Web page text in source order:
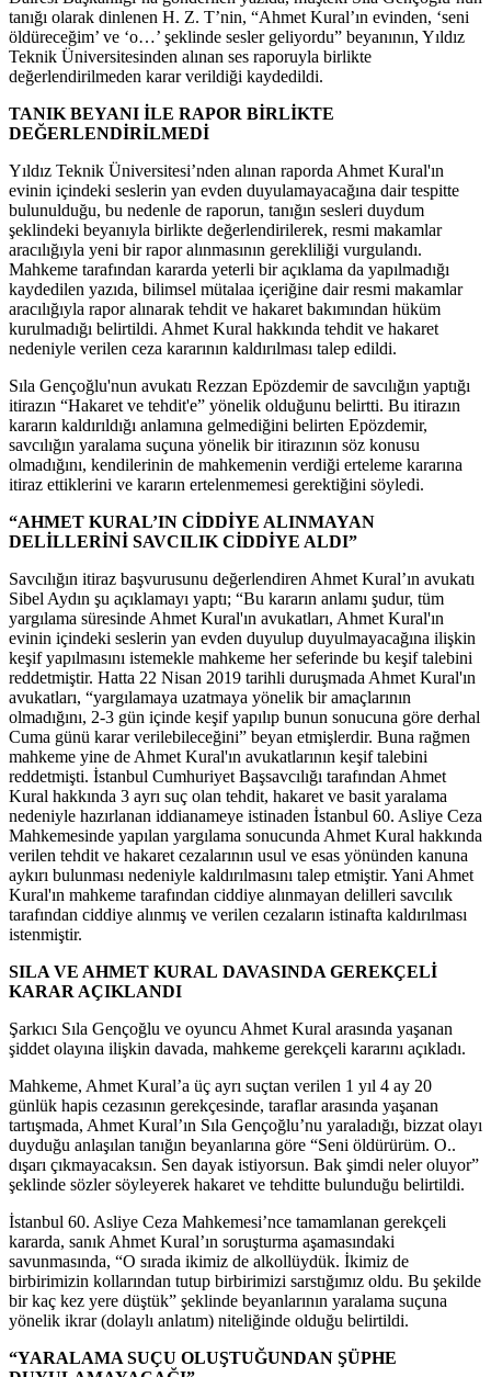
tanığı olarak dinlenen H. Z. T’nin, “Ahmet Kural’ın evinden, ‘seni
öldüreceğim’ ve ‘o…’ şeklinde sesler geliyordu” beyanının, Yıldız
Teknik Üniversitesinden alınan ses raporuyla birlikte
değerlendirilmeden karar verildiği kaydedildi.
TANIK BEYANI İLE RAPOR BİRLİKTE
DEĞERLENDİRİLMEDİ
Yıldız Teknik Üniversitesi’nden alınan raporda Ahmet Kural'ın
evinin içindeki seslerin yan evden duyulamayacağına dair tespitte
bulunulduğu, bu nedenle de raporun, tanığın sesleri duydum
şeklindeki beyanıyla birlikte değerlendirilerek, resmi makamlar
aracılığıyla yeni bir rapor alınmasının gerekliliği vurgulandı.
Mahkeme tarafından kararda yeterli bir açıklama da yapılmadığı
kaydedilen yazıda, bilimsel mütalaa içeriğine dair resmi makamlar
aracılığıyla rapor alınarak tehdit ve hakaret bakımından hüküm
kurulmadığı belirtildi. Ahmet Kural hakkında tehdit ve hakaret
nedeniyle verilen ceza kararının kaldırılması talep edildi.
Sıla Gençoğlu'nun avukatı Rezzan Epözdemir de savcılığın yaptığı
itirazın “Hakaret ve tehdit'e” yönelik olduğunu belirtti. Bu itirazın
kararın kaldırıldığı anlamına gelmediğini belirten Epözdemir,
savcılığın yaralama suçuna yönelik bir itirazının söz konusu
olmadığını, kendilerinin de mahkemenin verdiği erteleme kararına
itiraz ettiklerini ve kararın ertelenmemesi gerektiğini söyledi.
“AHMET KURAL’IN CİDDİYE ALINMAYAN
DELİLLERİNİ SAVCILIK CİDDİYE ALDI”
Savcılığın itiraz başvurusunu değerlendiren Ahmet Kural’ın avukatı
Sibel Aydın şu açıklamayı yaptı; “Bu kararın anlamı şudur, tüm
yargılama süresinde Ahmet Kural'ın avukatları, Ahmet Kural'ın
evinin içindeki seslerin yan evden duyulup duyulmayacağına ilişkin
keşif yapılmasını istemekle mahkeme her seferinde bu keşif talebini
reddetmiştir. Hatta 22 Nisan 2019 tarihli duruşmada Ahmet Kural'ın
avukatları, “yargılamaya uzatmaya yönelik bir amaçlarının
olmadığını, 2-3 gün içinde keşif yapılıp bunun sonucuna göre derhal
Cuma günü karar verilebileceğini” beyan etmişlerdir. Buna rağmen
mahkeme yine de Ahmet Kural'ın avukatlarının keşif talebini
reddetmişti. İstanbul Cumhuriyet Başsavcılığı tarafından Ahmet
Kural hakkında 3 ayrı suç olan tehdit, hakaret ve basit yaralama
nedeniyle hazırlanan iddianameye istinaden İstanbul 60. Asliye Ceza
Mahkemesinde yapılan yargılama sonucunda Ahmet Kural hakkında
verilen tehdit ve hakaret cezalarının usul ve esas yönünden kanuna
aykırı bulunması nedeniyle kaldırılmasını talep etmiştir. Yani Ahmet
Kural'ın mahkeme tarafından ciddiye alınmayan delilleri savcılık
tarafından ciddiye alınmış ve verilen cezaların istinafta kaldırılması
istenmiştir.
SILA VE AHMET KURAL DAVASINDA GEREKÇELİ
KARAR AÇIKLANDI
Şarkıcı Sıla Gençoğlu ve oyuncu Ahmet Kural arasında yaşanan
şiddet olayına ilişkin davada, mahkeme gerekçeli kararını açıkladı.
Mahkeme, Ahmet Kural’a üç ayrı suçtan verilen 1 yıl 4 ay 20
günlük hapis cezasının gerekçesinde, taraflar arasında yaşanan
tartışmada, Ahmet Kural’ın Sıla Gençoğlu’nu yaraladığı, bizzat olayı
duyduğu anlaşılan tanığın beyanlarına göre “Seni öldürürüm. O..
dışarı çıkmayacaksın. Sen dayak istiyorsun. Bak şimdi neler oluyor”
şeklinde sözler söyleyerek hakaret ve tehditte bulunduğu belirtildi.
İstanbul 60. Asliye Ceza Mahkemesi’nce tamamlanan gerekçeli
kararda, sanık Ahmet Kural’ın soruşturma aşamasındaki
savunmasında, “O sırada ikimiz de alkollüydük. İkimiz de
birbirimizin kollarından tutup birbirimizi sarstığımız oldu. Bu şekilde
bir kaç kez yere düştük” şeklinde beyanlarının yaralama suçuna
yönelik ikrar (dolaylı anlatım) niteliğinde olduğu belirtildi.
“YARALAMA SUÇU OLUŞTUĞUNDAN ŞÜPHE